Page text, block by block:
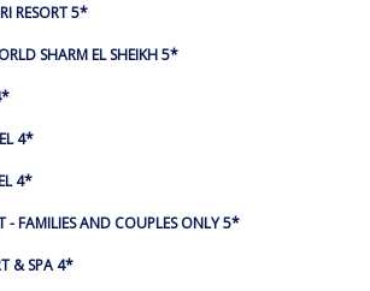
RESORT 5*
SHARM EL SHEIKH 5*
4*
4*
- FAMILIES AND COUPLES ONLY 5*
& SPA 4*